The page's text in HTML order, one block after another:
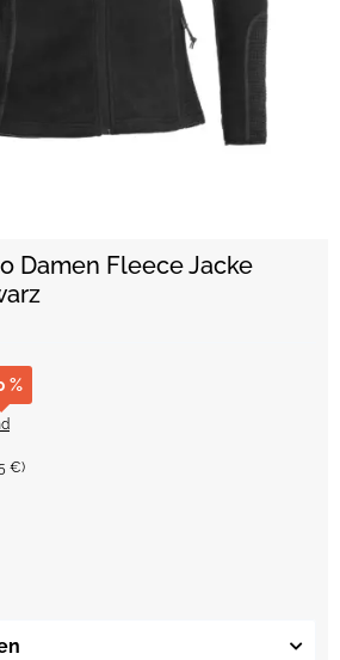
Damen Fleece Jacke
%
€)